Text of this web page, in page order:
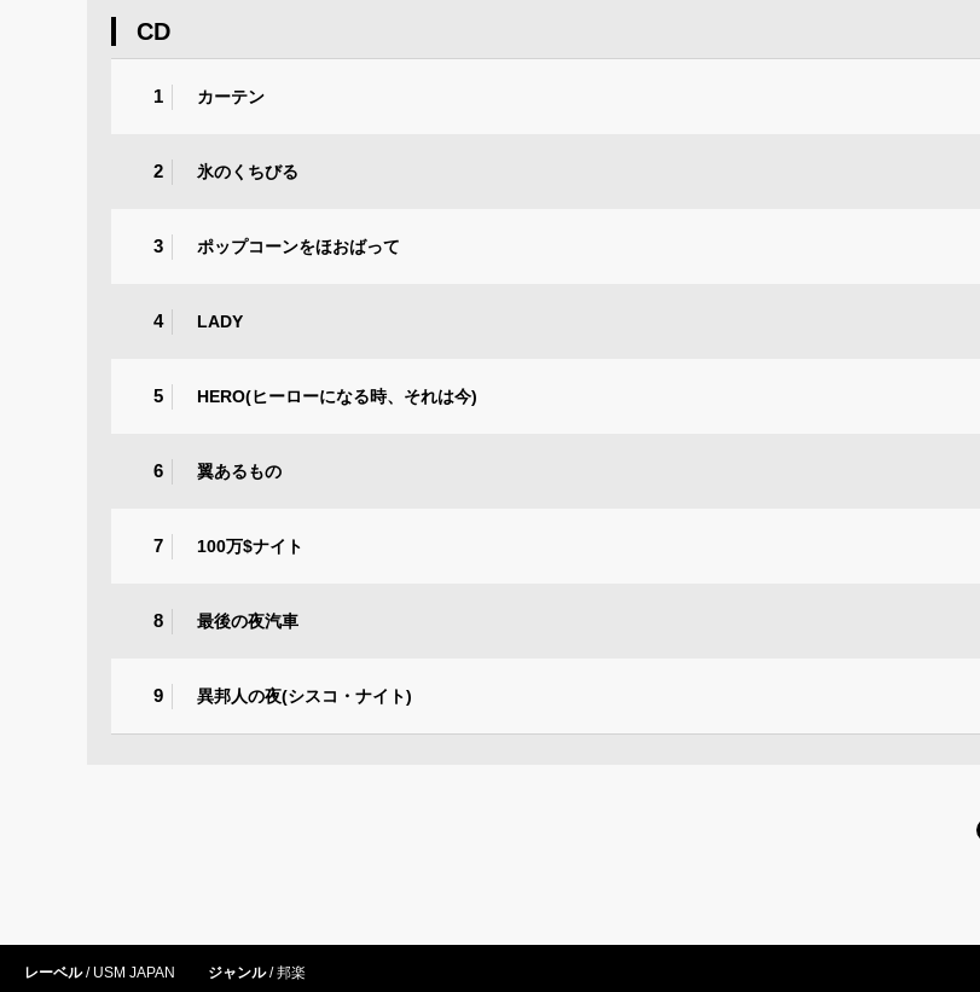
CD
1 カーテン
2 氷のくちびる
3 ポップコーンをほおばって
4 LADY
5 HERO(ヒーローになる時、それは今)
6 翼あるもの
7 100万$ナイト
8 最後の夜汽車
9 異邦人の夜(シスコ・ナイト)
レーベル USM JAPAN ジャンル 邦楽